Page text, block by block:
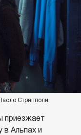
Стрипполи
приезжает
в Альпах и